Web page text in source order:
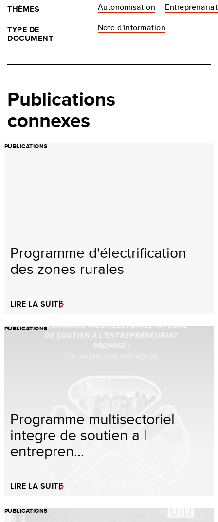
THÈMES
Autonomisation
Entreprenariat
TYPE DE
DOCUMENT
Note d'information
Publications
connexes
PUBLICATIONS
Programme d'électrification
des zones rurales
LIRE LA SUITE
PUBLICATIONS
Programme multisectoriel
integre de soutien a l
entrepren...
LIRE LA SUITE
PUBLICATIONS